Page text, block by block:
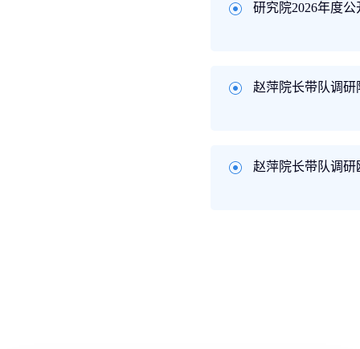
研究院2026年度
赵萍院长带队调
赵萍院长带队调研